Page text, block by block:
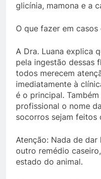
glicínia, mamona e a
O que fazer em casos
A Dra. Luana explica
pela ingestão dessas
todos merecem
imediatamente à
é o principal.
profissional o nome
socorros sejam feitos
Atenção: Nada de
outro remédio
estado do animal.